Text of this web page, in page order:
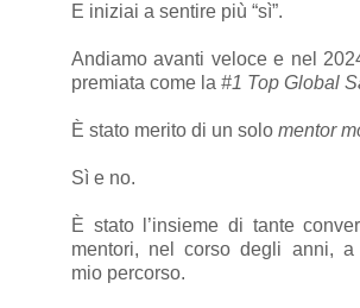
E iniziai a sentire più “sì”.
Andiamo avanti veloce e nel
premiata come la #1 Top Global
È stato merito di un solo mentor
Sì e no.
È stato l’insieme di tante
mentori, nel corso degli anni, a
mio percorso.